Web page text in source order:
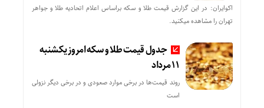
اکوایران: در این گزارش قیمت طلا و سکه براساس اعلام اتحادیه طلا و جواهر
تهران را مشاهده میکنید.
جدول قیمت طلا و سکه امروز یکشنبه
11 مرداد
روند قیمت‌ها در برخی موارد صعودی و در برخی دیگر نزولی
است